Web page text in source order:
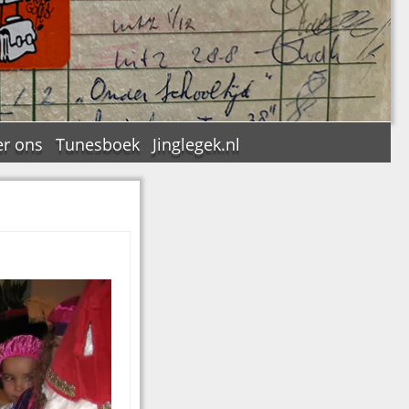
ons Tunesboek Jinglegek.nl